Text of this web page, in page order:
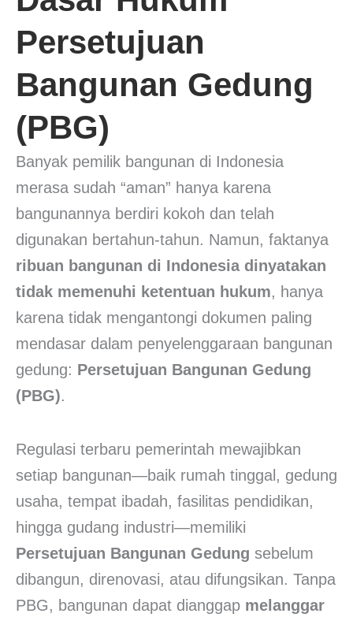
Persetujuan
Bangunan Gedung
(PBG)
Banyak pemilik bangunan di Indonesia
merasa sudah “aman” hanya karena
bangunannya berdiri kokoh dan telah
digunakan bertahun-tahun. Namun, faktanya
ribuan bangunan di Indonesia dinyatakan
tidak memenuhi ketentuan hukum, hanya
karena tidak mengantongi dokumen paling
mendasar dalam penyelenggaraan bangunan
gedung: Persetujuan Bangunan Gedung
(PBG).
Regulasi terbaru pemerintah mewajibkan
setiap bangunan—baik rumah tinggal, gedung
usaha, tempat ibadah, fasilitas pendidikan,
hingga gudang industri—memiliki
Persetujuan Bangunan Gedung sebelum
dibangun, direnovasi, atau difungsikan. Tanpa
PBG, bangunan dapat dianggap melanggar